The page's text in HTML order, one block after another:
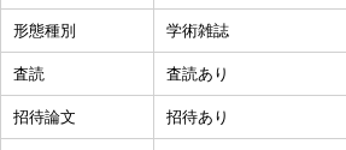
形態種別 学術雑誌
査読 査読あり
招待論文 招待あり